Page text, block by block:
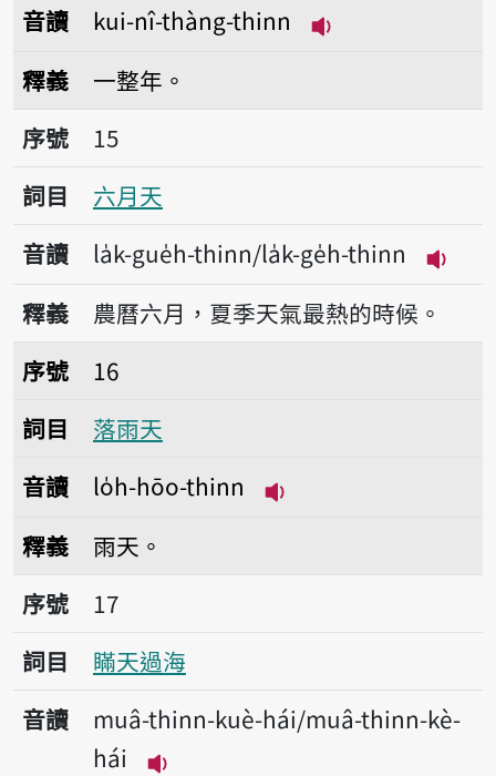
音讀
kui-nî-thàng-thinn
釋義
一整年。
序號15六月天
序號
15
詞目
六月天
音讀
la̍k-gue̍h-thinn/la̍k-ge̍h-thinn
播放
釋義
農曆六月，夏季天氣最熱的時候。
序號16落雨天
序號
16
詞目
落雨天
音讀
lo̍h-hōo-thinn
釋義
雨天。
序號17瞞天過海
序號
17
詞目
瞞天過海
音讀
muâ-thinn-kuè-hái/muâ-thinn-kè-
hái